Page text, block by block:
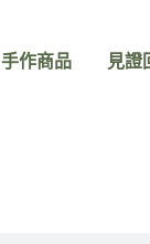
手作商品 見證